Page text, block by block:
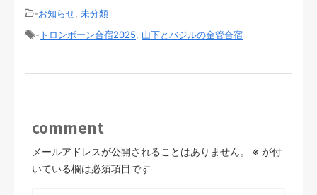
-お知らせ 未分類
- トロンボーン合宿2025 山下とバジルの金管合宿
comment
メールアドレスが公開されることはありません。 ※ が付
いている欄は必須項目です